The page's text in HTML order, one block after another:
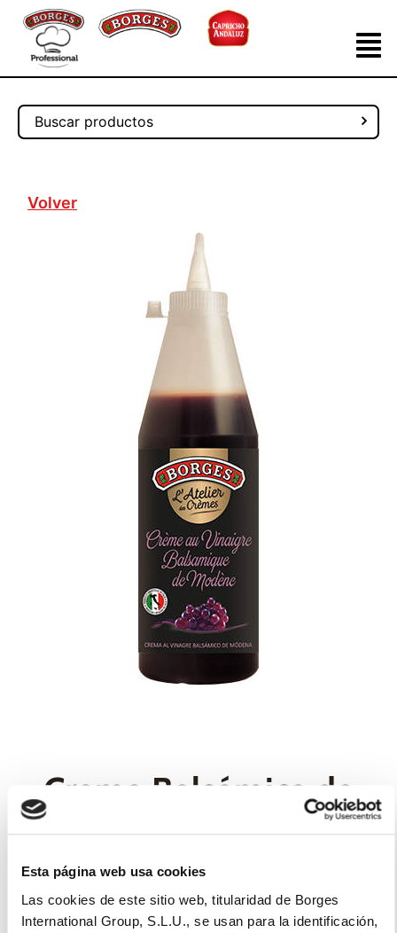
Esta página web usa cookies
Las cookies de este sitio web, titularidad de Borges
International Group, S.L.U., se usan para la identificación,
Volver
Crema Balsámica de
Módena
La variedad más clásica y conocida. Destaca su
equilibrio entre una sutil acidez, dulzor y aromas de